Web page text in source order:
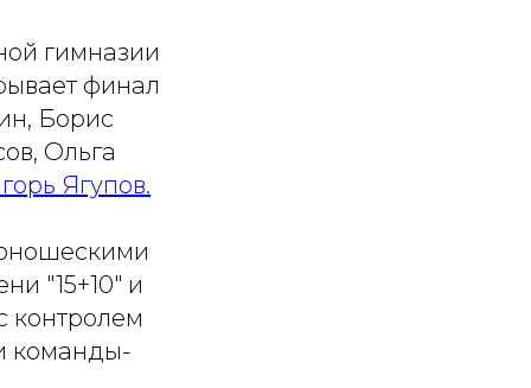
гимназии
финал
Борис
Ольга
Ягупов.
"15+10" и
контролем
команды-